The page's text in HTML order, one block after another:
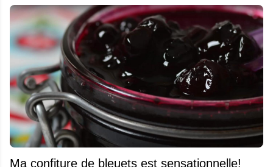
Ma confiture de bleuets est sensationnelle!